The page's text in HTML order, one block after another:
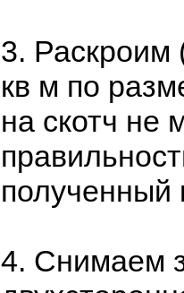
3. Раскроим
кв м по
на скотч не
полученный
4. Снимаем